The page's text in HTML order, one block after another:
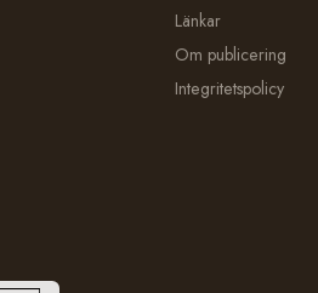
Länkar
Om publicering
Integritetspolicy